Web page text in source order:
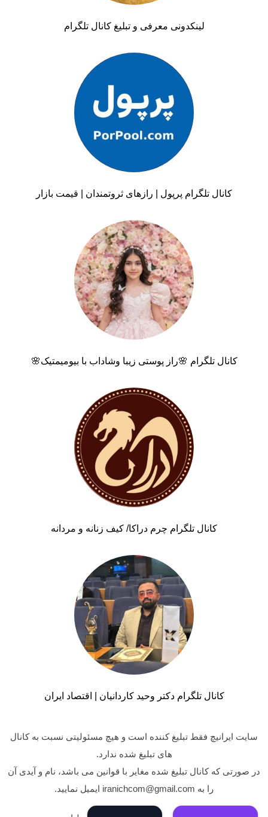
لینکدونی معرفی و تبلیغ کانال تلگرام
کانال تلگرام پرپول | رازهای ثروتمندان | قیمت بازار
کانال تلگرام 🌸راز پوستی زیبا وشاداب با بیومیمتیک🌸
کانال تلگرام چرم دراکا/ کیف زنانه و مردانه
کانال تلگرام دکتر وحید کاردانیان | اقتصاد ایران
سایت ایرانیچ فقط تبلیغ کننده است و هیچ مسئولیتی نسبت به کانال
های تبلیغ شده ندارد.
در صورتی که کانال تبلیغ شده مغایر با قوانین می باشد، نام و آیدی آن
را به iranichcom@gmail.com ایمیل نمایید.